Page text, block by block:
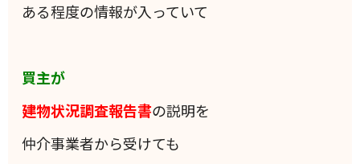
ある程度の情報が入っていて
買主が
建物状況調査報告書の説明を
仲介事業者から受けても